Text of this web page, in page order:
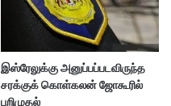
இஸ்ரேலுக்கு அனுப்பப்படவிருந்த
சரக்குக் கொள்கலன் ஜோகூரில்
பறிமுதல்